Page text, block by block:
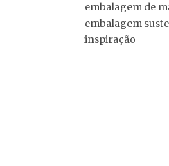
embalagem de
embalagem
inspiração